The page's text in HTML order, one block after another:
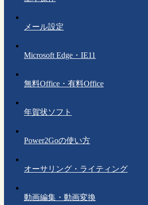
メール設定
Microsoft Edge・IE11
無料Office・有料Office
年賀状ソフト
Power2Goの使い方
オーサリング・ライティング
動画編集・動画変換